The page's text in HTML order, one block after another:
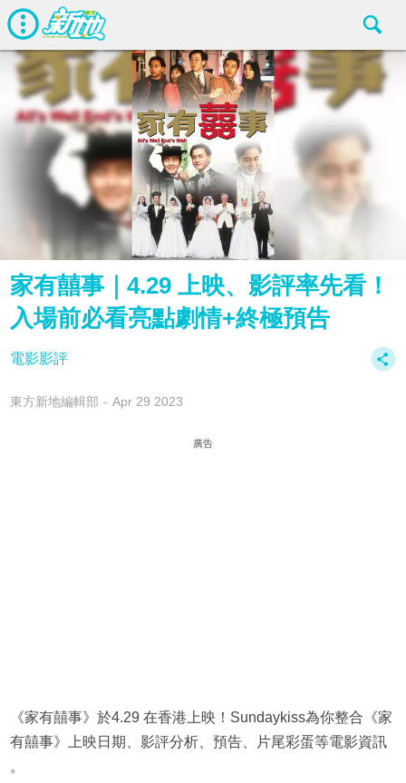
家有囍事｜4.29 上映、影評率先看！
入場前必看亮點劇情+終極預告
電影影評
東方新地編輯部 Apr 29 2023
廣告
《家有囍事》於4.29 在香港上映！Sundaykiss為你整合《家
有囍事》上映日期、影評分析、預告、片尾彩蛋等電影資訊
。